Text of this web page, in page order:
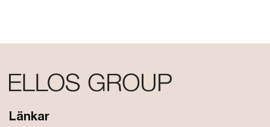
Länkar